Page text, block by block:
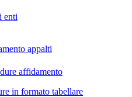
enti
appalti
affidamento
in formato tabellare